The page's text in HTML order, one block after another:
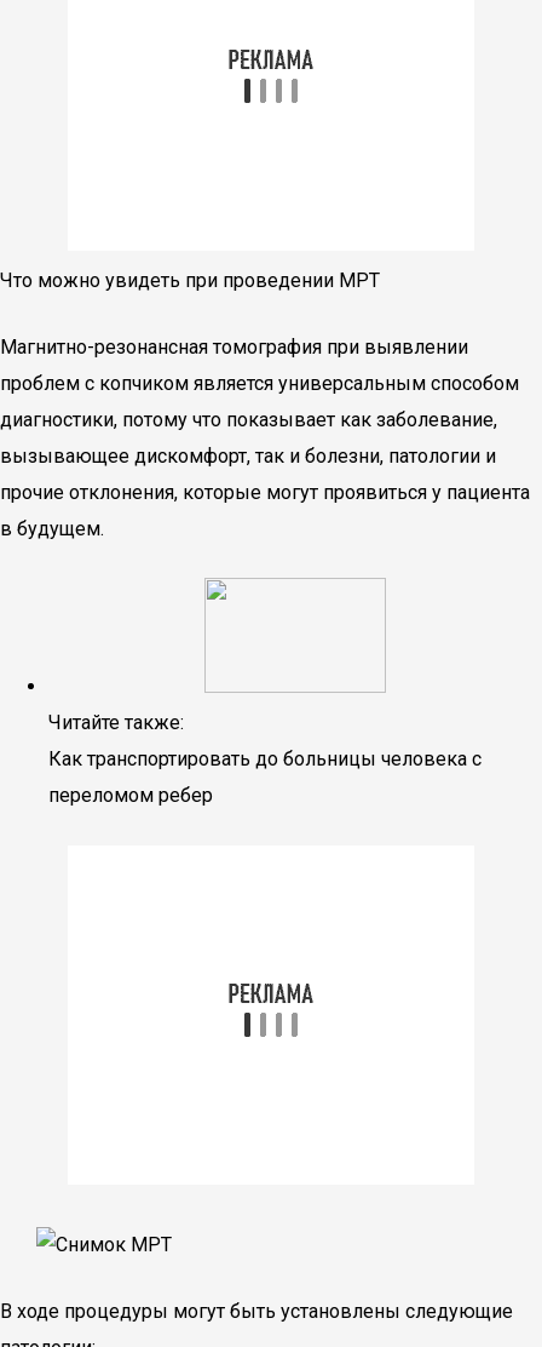
Что можно увидеть при проведении МРТ
Магнитно-резонансная томография при выявлении
проблем с копчиком является универсальным способом
диагностики, потому что показывает как заболевание,
вызывающее дискомфорт, так и болезни, патологии и
прочие отклонения, которые могут проявиться у пациента
в будущем.
Читайте также:
Как транспортировать до больницы человека с
переломом ребер
В ходе процедуры могут быть установлены следующие